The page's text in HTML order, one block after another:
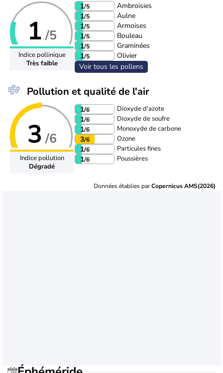
1 /5
Indice pollinique
Très faible
1/5
Ambroisies
1/5
Aulne
1/5
Armoises
1/5
Bouleau
1/5
Graminées
1/5
Olivier
Voir tous les pollens
Pollution et qualité de l'air
3 /6
Indice pollution
Dégradé
1/6 Dioxyde d'azote
1/6 Dioxyde de soufre
1/6 Monoxyde de carbone
3/6 Ozone
1/6 Particules fines
1/6 Poussières
Données établies parCopernicus AMS(2026)